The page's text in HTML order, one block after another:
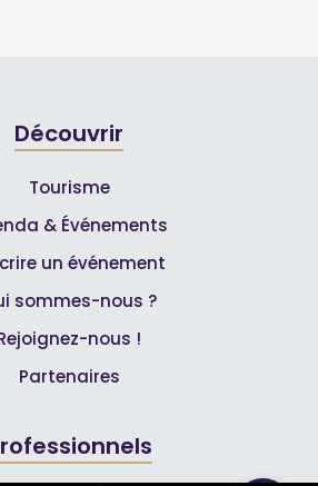
Découvrir
Tourisme
& Événements
un événement
sommes-nous ?
nous !
Partenaires